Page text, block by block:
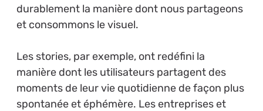
durablement la manière dont nous partageons
et consommons le visuel.
Les stories, par exemple, ont redéfini la
manière dont les utilisateurs partagent des
moments de leur vie quotidienne de façon plus
spontanée et éphémère. Les entreprises et